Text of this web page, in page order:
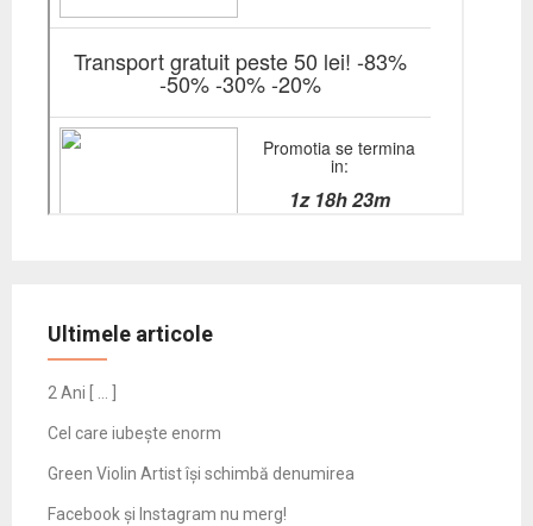
Ultimele articole
2 Ani [ … ]
Cel care iubește enorm
Green Violin Artist își schimbă denumirea
Facebook și Instagram nu merg!